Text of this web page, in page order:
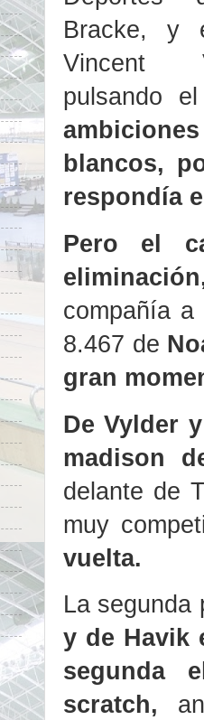
Bracke, y
Vincent
pulsando
blancos,
respondía
Pero el
compañía
8.467 de
gran
De Vylder
madison
delante de
muy
vuelta.
La
y de Havik
segunda
scratch,